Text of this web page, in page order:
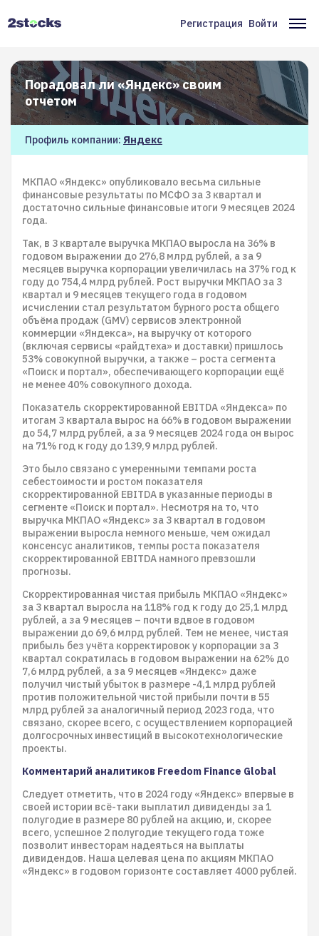
Меню
учётной
записи
пользователя
Регистрация Войти
Порадовал ли «Яндекс» своим
отчетом
Профиль компании: Яндекс
МКПАО «Яндекс» опубликовало весьма сильные
финансовые результаты по МСФО за 3 квартал и
достаточно сильные финансовые итоги 9 месяцев 2024
года.
Так, в 3 квартале выручка МКПАО выросла на 36% в
годовом выражении до 276,8 млрд рублей, а за 9
месяцев выручка корпорации увеличилась на 37% год к
году до 754,4 млрд рублей. Рост выручки МКПАО за 3
квартал и 9 месяцев текущего года в годовом
исчислении стал результатом бурного роста общего
объёма продаж (GMV) сервисов электронной
коммерции «Яндекса», на выручку от которого
(включая сервисы «райдтеха» и доставки) пришлось
53% совокупной выручки, а также – роста сегмента
«Поиск и портал», обеспечивающего корпорации ещё
не менее 40% совокупного дохода.
Показатель скорректированной EBITDA «Яндекса» по
итогам 3 квартала вырос на 66% в годовом выражении
до 54,7 млрд рублей, а за 9 месяцев 2024 года он вырос
на 71% год к году до 139,9 млрд рублей.
Это было связано с умеренными темпами роста
себестоимости и ростом показателя
скорректированной EBITDA в указанные периоды в
сегменте «Поиск и портал». Несмотря на то, что
выручка МКПАО «Яндекс» за 3 квартал в годовом
выражении выросла немного меньше, чем ожидал
консенсус аналитиков, темпы роста показателя
скорректированной EBITDA намного превзошли
прогнозы.
Скорректированная чистая прибыль МКПАО «Яндекс»
за 3 квартал выросла на 118% год к году до 25,1 млрд
рублей, а за 9 месяцев – почти вдвое в годовом
выражении до 69,6 млрд рублей. Тем не менее, чистая
прибыль без учёта корректировок у корпорации за 3
квартал сократилась в годовом выражении на 62% до
7,6 млрд рублей, а за 9 месяцев «Яндекс» даже
получил чистый убыток в размере -4,1 млрд рублей
против положительной чистой прибыли почти в 55
млрд рублей за аналогичный период 2023 года, что
связано, скорее всего, с осуществлением корпорацией
долгосрочных инвестиций в высокотехнологические
проекты.
Комментарий аналитиков Freedom Finance Global
Следует отметить, что в 2024 году «Яндекс» впервые в
своей истории всё-таки выплатил дивиденды за 1
полугодие в размере 80 рублей на акцию, и, скорее
всего, успешное 2 полугодие текущего года тоже
позволит инвесторам надеяться на выплаты
дивидендов. Наша целевая цена по акциям МКПАО
«Яндекс» в годовом горизонте составляет 4000 рублей.